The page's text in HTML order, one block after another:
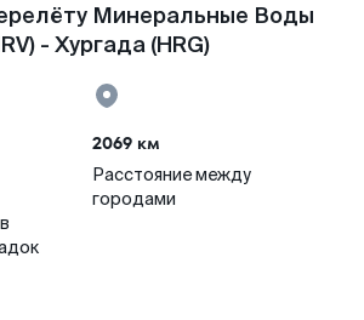
Минеральные Воды
- Хургада (HRG)
2069 км
Расстояние между
городами